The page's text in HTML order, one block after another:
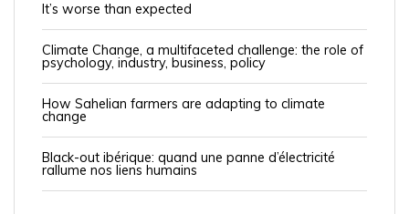
It’s worse than expected
Climate Change, a multifaceted challenge: the role of
psychology, industry, business, policy
How Sahelian farmers are adapting to climate
change
Black-out ibérique: quand une panne d’électricité
rallume nos liens humains